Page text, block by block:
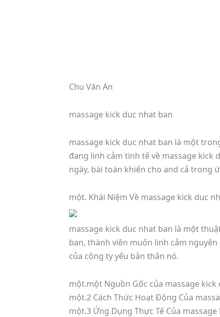
Chu Văn An
massage kick duc nhat ban
massage kick duc nhat ban là một
đang linh cảm tinh tế về massage
ngày, bài toán khiến cho and cả trong
một. Khái Niệm Về massage kick duc
massage kick duc nhat ban là một
ban, thành viên muốn linh cảm
của công ty yếu bản thân nó.
một.một Nguồn Gốc của massage kick
một.2 Cách Thức Hoạt Động Của
một.3 Ứng Dụng Thực Tế Của